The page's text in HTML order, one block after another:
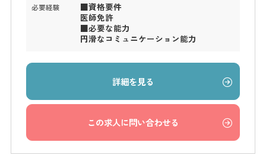
必要経験
■資格要件
医師免許
■必要な能力
円滑なコミュニケーション能力
詳細を見る
この求人に問い合わせる